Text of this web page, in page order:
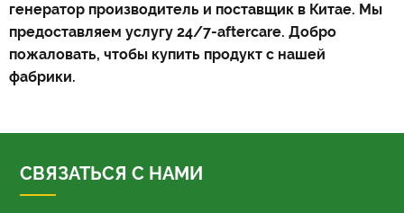
генератор производитель и поставщик в Китае. Мы
предоставляем услугу 24/7-aftercare. Добро
пожаловать, чтобы купить продукт с нашей
фабрики.
СВЯЗАТЬСЯ С НАМИ